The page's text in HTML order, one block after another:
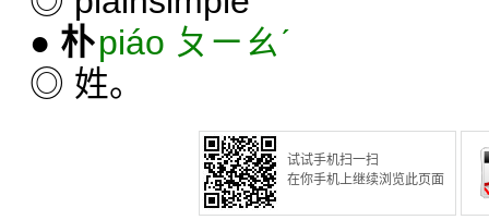
● 朴piáo ㄆㄧㄠˊ
◎ 姓。
试试手机扫一扫
在你手机上继续浏览此页面